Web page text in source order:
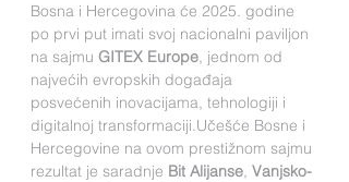
Bosna i Hercegovina će 2025. godine
po prvi put imati svoj nacionalni paviljon
na sajmu GITEX Europe, jednom od
najvećih evropskih događaja
posvećenih inovacijama, tehnologiji i
digitalnoj transformaciji.Učešće Bosne i
Hercegovine na ovom prestižnom sajmu
rezultat je saradnje Bit Alijanse, Vanjsko-